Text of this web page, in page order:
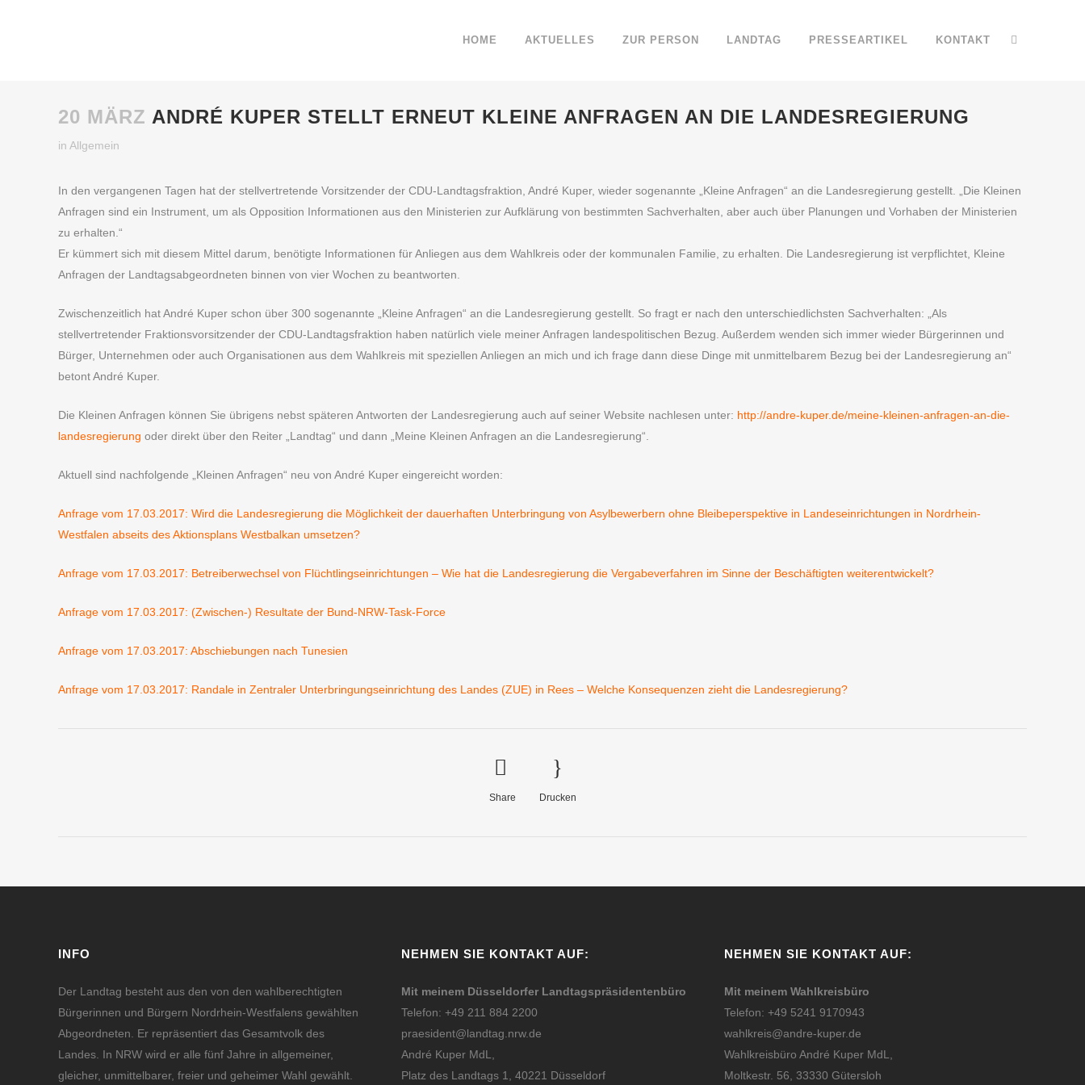
HOME AKTUELLES ZUR PERSON LANDTAG PRESSEARTIKEL KONTAKT
20 MÄRZ ANDRÉ KUPER STELLT ERNEUT KLEINE ANFRAGEN AN DIE LANDESREGIERUNG
in Allgemein
In den vergangenen Tagen hat der stellvertretende Vorsitzender der CDU-Landtagsfraktion, André Kuper, wieder sogenannte „Kleine Anfragen“ an die Landesregierung gestellt. „Die Kleinen
Anfragen sind ein Instrument, um als Opposition Informationen aus den Ministerien zur Aufklärung von bestimmten Sachverhalten, aber auch über Planungen und Vorhaben der Ministerien
zu erhalten.“
Er kümmert sich mit diesem Mittel darum, benötigte Informationen für Anliegen aus dem Wahlkreis oder der kommunalen Familie, zu erhalten. Die Landesregierung ist verpflichtet, Kleine
Anfragen der Landtagsabgeordneten binnen von vier Wochen zu beantworten.
Zwischenzeitlich hat André Kuper schon über 300 sogenannte „Kleine Anfragen“ an die Landesregierung gestellt. So fragt er nach den unterschiedlichsten Sachverhalten: „Als
stellvertretender Fraktionsvorsitzender der CDU-Landtagsfraktion haben natürlich viele meiner Anfragen landespolitischen Bezug. Außerdem wenden sich immer wieder Bürgerinnen und
Bürger, Unternehmen oder auch Organisationen aus dem Wahlkreis mit speziellen Anliegen an mich und ich frage dann diese Dinge mit unmittelbarem Bezug bei der Landesregierung an“
betont André Kuper.
Die Kleinen Anfragen können Sie übrigens nebst späteren Antworten der Landesregierung auch auf seiner Website nachlesen unter: http://andre-kuper.de/meine-kleinen-anfragen-an-die-
landesregierung oder direkt über den Reiter „Landtag“ und dann „Meine Kleinen Anfragen an die Landesregierung“.
Aktuell sind nachfolgende „Kleinen Anfragen“ neu von André Kuper eingereicht worden:
Anfrage vom 17.03.2017: Wird die Landesregierung die Möglichkeit der dauerhaften Unterbringung von Asylbewerbern ohne Bleibeperspektive in Landeseinrichtungen in Nordrhein-
Westfalen abseits des Aktionsplans Westbalkan umsetzen?
Anfrage vom 17.03.2017: Betreiberwechsel von Flüchtlingseinrichtungen – Wie hat die Landesregierung die Vergabeverfahren im Sinne der Beschäftigten weiterentwickelt?
Anfrage vom 17.03.2017: (Zwischen-) Resultate der Bund-NRW-Task-Force
Anfrage vom 17.03.2017: Abschiebungen nach Tunesien
Anfrage vom 17.03.2017: Randale in Zentraler Unterbringungseinrichtung des Landes (ZUE) in Rees – Welche Konsequenzen zieht die Landesregierung?
Share Drucken
INFO
Der Landtag besteht aus den von den wahlberechtigten
Bürgerinnen und Bürgern Nordrhein-Westfalens gewählten
Abgeordneten. Er repräsentiert das Gesamtvolk des
Landes. In NRW wird er alle fünf Jahre in allgemeiner,
gleicher, unmittelbarer, freier und geheimer Wahl gewählt.
NEHMEN SIE KONTAKT AUF:
Mit meinem Düsseldorfer Landtagspräsidentenbüro
Telefon: +49 211 884 2200
praesident@landtag.nrw.de
André Kuper MdL,
Platz des Landtags 1, 40221 Düsseldorf
NEHMEN SIE KONTAKT AUF:
Mit meinem Wahlkreisbüro
Telefon: +49 5241 9170943
wahlkreis@andre-kuper.de
Wahlkreisbüro André Kuper MdL,
Moltkestr. 56, 33330 Gütersloh